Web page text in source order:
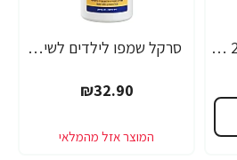
סרקל פורטה מרכך 250 מ”ל - ד"ר פישר
סרקל שמפו לילדים לשיער בהיר-בלונדיני 1 ליטר - ד"ר פישר
₪32.90